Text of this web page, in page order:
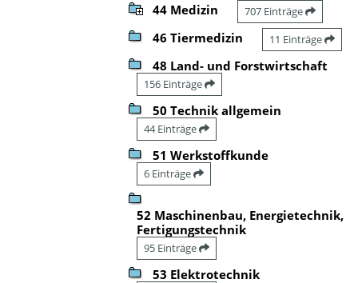
44 Medizin 707 Einträge
46 Tiermedizin 11 Einträge
48 Land- und Forstwirtschaft
156 Einträge
50 Technik allgemein
44 Einträge
51 Werkstoffkunde
6 Einträge
52 Maschinenbau, Energietechnik,
Fertigungstechnik
95 Einträge
53 Elektrotechnik